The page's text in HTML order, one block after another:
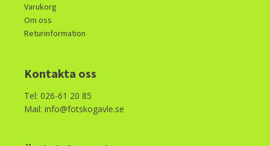
Varukorg
Om oss
Returinformation
Kontakta oss
Tel: 026-61 20 85
Mail: info@fotskogavle.se